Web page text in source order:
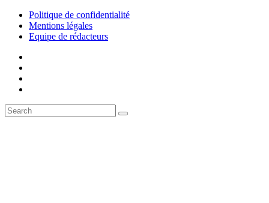
Politique de confidentialité
Mentions légales
Equipe de rédacteurs